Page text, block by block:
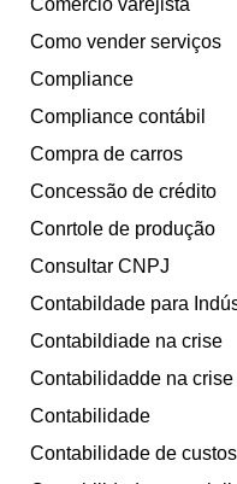
Comércio varejista
Como vender serviços
Compliance
Compliance contábil
Compra de carros
Concessão de crédito
Conrtole de produção
Consultar CNPJ
Contabildade para
Contabildiade na crise
Contabilidadde na crise
Contabilidade
Contabilidade de custos